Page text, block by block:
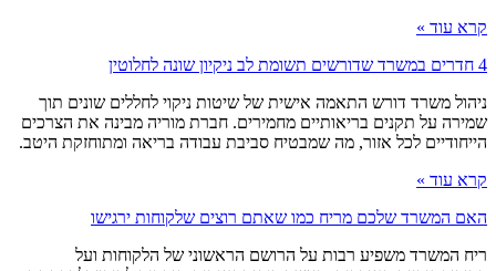
קרא עוד »
4 חדרים במשרד שדורשים תשומת לב ניקיון שונה לחלוטין
ניהול משרד דורש התאמה אישית של שיטות ניקוי לחללים שונים תוך
שמירה על תקנים בריאותיים מחמירים. חברת מוריה מבינה את הצרכים
הייחודיים לכל אזור, מה שמבטיח סביבת עבודה בריאה ומתוחזקת היטב.
קרא עוד »
האם המשרד שלכם מריח כמו שאתם רוצים שלקוחות ירגישו
ריח המשרד משפיע רבות על הרושם הראשוני של הלקוחות ועל